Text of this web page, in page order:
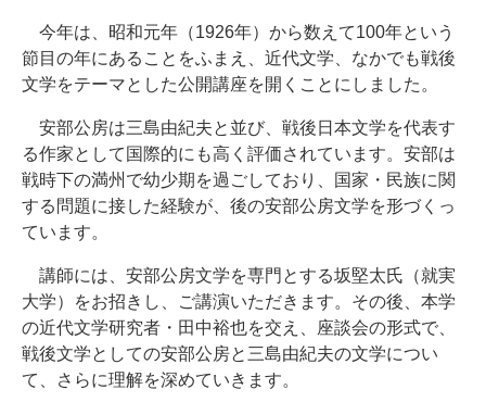
今年は、昭和元年（1926年）から数えて100年という
節目の年にあることをふまえ、近代文学、なかでも戦後
文学をテーマとした公開講座を開くことにしました。
安部公房は三島由紀夫と並び、戦後日本文学を代表す
る作家として国際的にも高く評価されています。安部は
戦時下の満州で幼少期を過ごしており、国家・民族に関
する問題に接した経験が、後の安部公房文学を形づくっ
ています。
講師には、安部公房文学を専門とする坂堅太氏（就実
大学）をお招きし、ご講演いただきます。その後、本学
の近代文学研究者・田中裕也を交え、座談会の形式で、
戦後文学としての安部公房と三島由紀夫の文学につい
て、さらに理解を深めていきます。